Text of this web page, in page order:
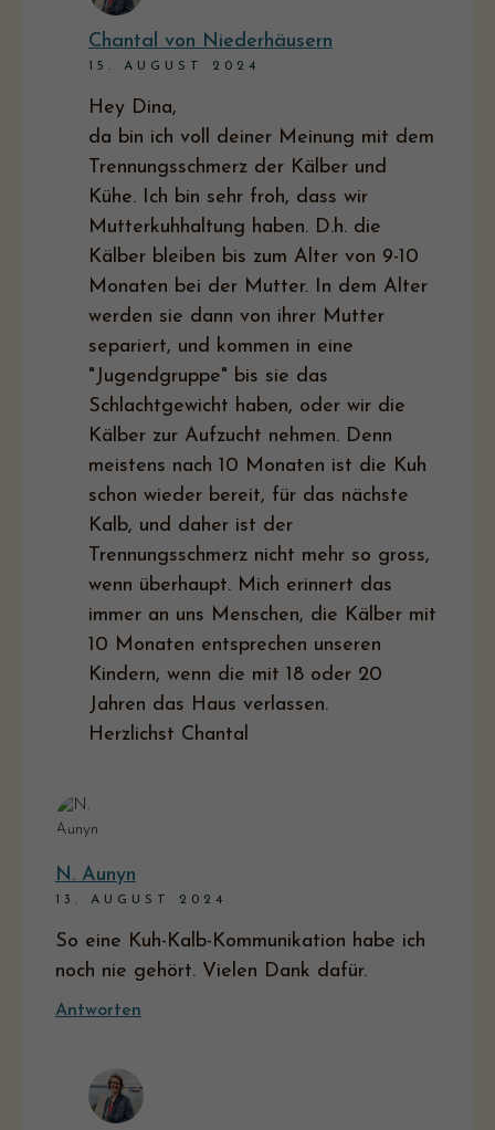
Chantal von Niederhäusern
15. AUGUST 2024
Hey Dina,
da bin ich voll deiner Meinung mit dem
Trennungsschmerz der Kälber und
Kühe. Ich bin sehr froh, dass wir
Mutterkuhhaltung haben. D.h. die
Kälber bleiben bis zum Alter von 9-10
Monaten bei der Mutter. In dem Alter
werden sie dann von ihrer Mutter
separiert, und kommen in eine
"Jugendgruppe" bis sie das
Schlachtgewicht haben, oder wir die
Kälber zur Aufzucht nehmen. Denn
meistens nach 10 Monaten ist die Kuh
schon wieder bereit, für das nächste
Kalb, und daher ist der
Trennungsschmerz nicht mehr so gross,
wenn überhaupt. Mich erinnert das
immer an uns Menschen, die Kälber mit
10 Monaten entsprechen unseren
Kindern, wenn die mit 18 oder 20
Jahren das Haus verlassen.
Herzlichst Chantal
N. Aunyn
13. AUGUST 2024
So eine Kuh-Kalb-Kommunikation habe ich
noch nie gehört. Vielen Dank dafür.
Antworten